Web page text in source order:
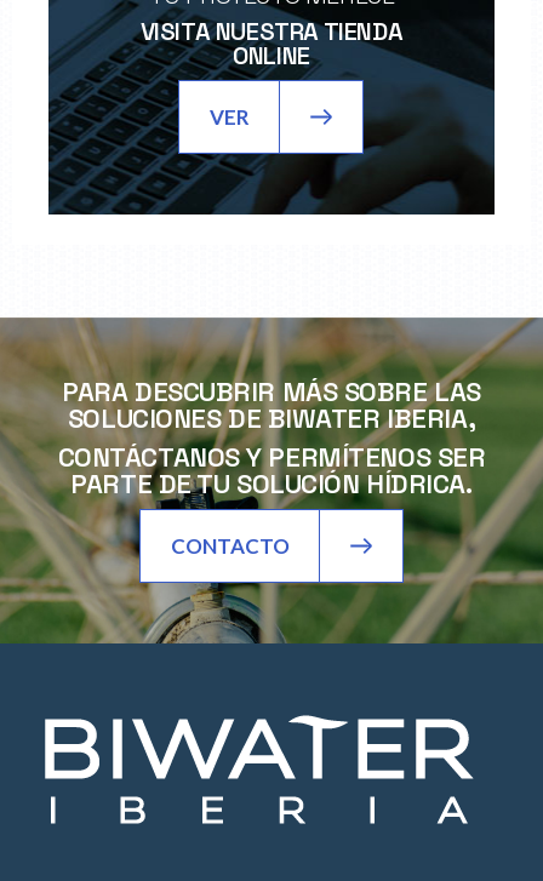
VISITA NUESTRA TIENDA
ONLINE
VER
PARA DESCUBRIR MÁS SOBRE LAS
SOLUCIONES DE BIWATER IBERIA,
CONTÁCTANOS Y PERMÍTENOS SER
PARTE DE TU SOLUCIÓN HÍDRICA.
CONTACTO